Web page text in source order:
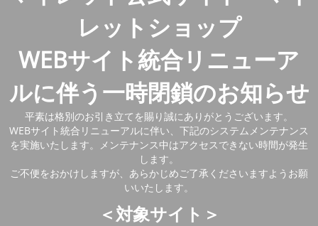
レットショップ
WEBサイト統合リニューア
ルに伴う一時閉鎖のお知らせ
平素は格別のお引き立てを賜り誠にありがとうございます。
WEBサイト統合リニューアルに伴い、下記のシステムメンテナンス
を実施いたします。メンテナンス中はアクセスできない時間が発生
します。
ご不便をおかけしますが、あらかじめご了承くださいますようお願
いいたします。
＜対象サイト＞